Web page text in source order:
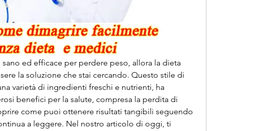
ed efficace per perdere peso, allora la dieta
la soluzione che stai cercando. Questo stile di
varietà di ingredienti freschi e nutrienti, ha
benefici per la salute, compresa la perdita di
come puoi ottenere risultati tangibili seguendo
a leggere. Nel nostro articolo di oggi, ti